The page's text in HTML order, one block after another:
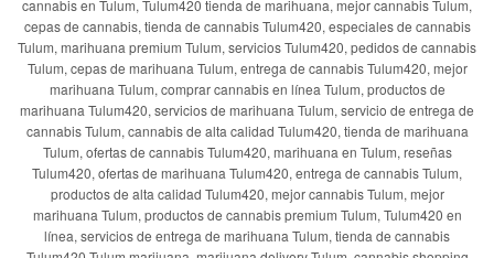
cannabis en Tulum, Tulum420 tienda de marihuana, mejor cannabis Tulum,
cepas de cannabis, tienda de cannabis Tulum420, especiales de cannabis
Tulum, marihuana premium Tulum, servicios Tulum420, pedidos de cannabis
Tulum, cepas de marihuana Tulum, entrega de cannabis Tulum420, mejor
marihuana Tulum, comprar cannabis en línea Tulum, productos de
marihuana Tulum420, servicios de marihuana Tulum, servicio de entrega de
cannabis Tulum, cannabis de alta calidad Tulum420, tienda de marihuana
Tulum, ofertas de cannabis Tulum420, marihuana en Tulum, reseñas
Tulum420, ofertas de marihuana Tulum420, entrega de cannabis Tulum,
productos de alta calidad Tulum420, mejor cannabis Tulum, mejor
marihuana Tulum, productos de cannabis premium Tulum, Tulum420 en
línea, servicios de entrega de marihuana Tulum, tienda de cannabis